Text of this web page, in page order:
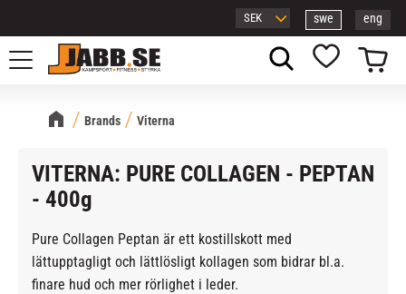
Meny
swe eng
Favoriter
Kundvagn
Brands Viterna
VITERNA: PURE COLLAGEN - PEPTAN
- 400g
Pure Collagen Peptan är ett kostillskott med
lättupptagligt och lättlösligt kollagen som bidrar bl.a.
finare hud och mer rörlighet i leder.